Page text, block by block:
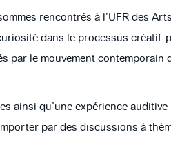
rencontrés à l’UFR des
dans le processus créatif
par le mouvement contemporain
ainsi qu’une expérience auditive
par des discussions à